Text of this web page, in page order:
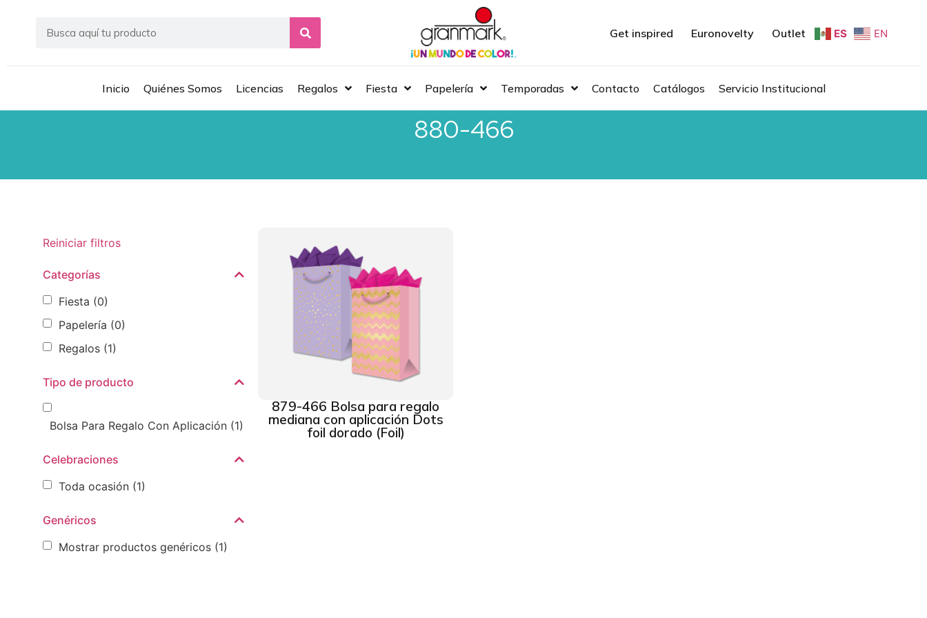
Get inspired Euronovelty Outlet ES EN
Inicio Quiénes Somos Licencias Regalos Fiesta Papelería Temporadas Contacto Catálogos Servicio Institucional
880-466
Reiniciar filtros
Categorías
Fiesta (0)
Papelería (0)
Regalos (1)
Tipo de producto
Bolsa Para Regalo Con Aplicación (1)
Celebraciones
Toda ocasión (1)
Genéricos
Mostrar productos genéricos (1)
879-466 Bolsa para regalo
mediana con aplicación Dots
foil dorado (Foil)